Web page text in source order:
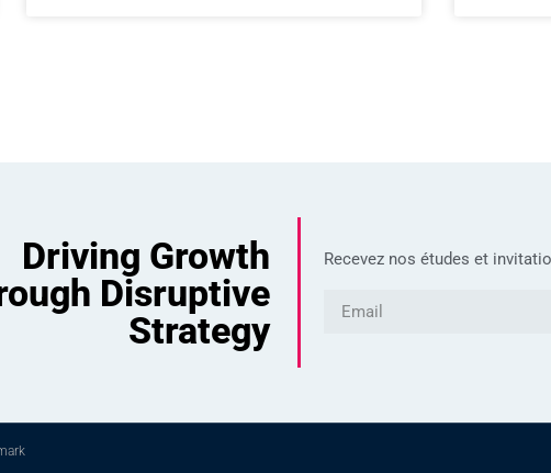
Driving Growth
Disruptive
Strategy
Recevez nos études et